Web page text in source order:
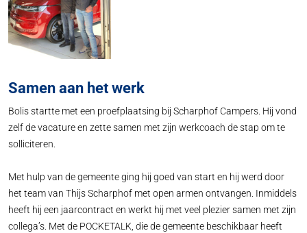
Samen aan het werk
Bolis startte met een proefplaatsing bij Scharphof Campers. Hij vond
zelf de vacature en zette samen met zijn werkcoach de stap om te
solliciteren.
Met hulp van de gemeente ging hij goed van start en hij werd door
het team van Thijs Scharphof met open armen ontvangen. Inmiddels
heeft hij een jaarcontract en werkt hij met veel plezier samen met zijn
collega’s. Met de POCKETALK, die de gemeente beschikbaar heeft